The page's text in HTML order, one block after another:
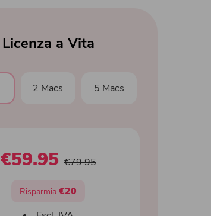
Licenza a Vita
2 Macs 5 Macs
€59.95 €79.95
Risparmia €20